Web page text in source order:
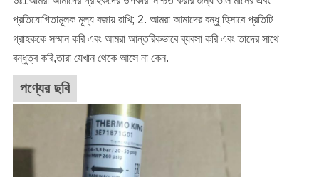
প্রতিযোগিতামূলক মূল্য বজায় রাখি; 2. আমরা আমাদের বন্ধু হিসাবে প্রতিটি
গ্রাহককে সম্মান করি এবং আমরা আন্তরিকভাবে ব্যবসা করি এবং তাদের সাথে
বন্ধুত্ব করি,তারা যেখান থেকে আসে না কেন.
পণ্যের ছবি